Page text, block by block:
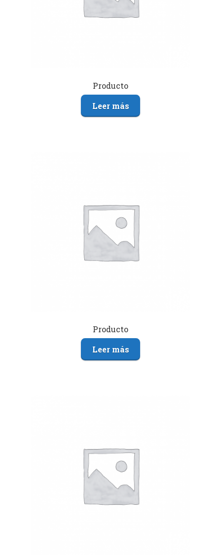
Producto
Leer más
Producto
Leer más